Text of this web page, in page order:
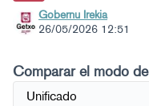
Gobernu Irekia
26/05/2026 12:51
Comparar el modo